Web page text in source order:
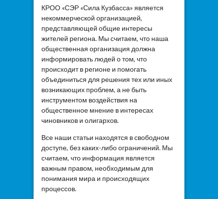
КРОО «СЭР «Сила Кузбасса» является
некоммерческой организацией,
представляющей общие интересы
жителей региона. Мы считаем, что наша
общественная организация должна
информировать людей о том, что
происходит в регионе и помогать
объединиться для решения тех или иных
возникающих проблем, а не быть
инструментом воздействия на
общественное мнение в интересах
чиновников и олигархов.
Все наши статьи находятся в свободном
доступе, без каких-либо ограничений. Мы
считаем, что информация является
важным правом, необходимым для
понимания мира и происходящих
процессов.